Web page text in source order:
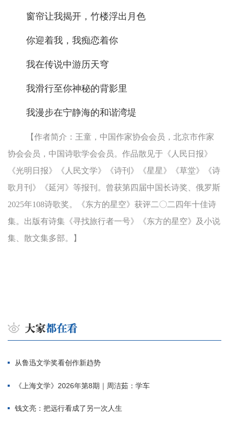
窗帘让我揭开，竹楼浮出月色
你迎着我，我痴恋着你
我在传说中游历天穹
我滑行至你神秘的背影里
我漫步在宁静海的和谐湾堤
【作者简介：王童，中国作家协会会员，北京市作家
协会会员，中国诗歌学会会员。作品散见于《人民日报》
《光明日报》《人民文学》《诗刊》《星星》《草堂》《诗
歌月刊》《延河》等报刊。曾获第四届中国长诗奖、俄罗斯
2025年108诗歌奖。《东方的星空》获评二〇二四年十佳诗
集。出版有诗集《寻找旅行者一号》《东方的星空》及小说
集、散文集多部。】
从鲁迅文学奖看创作新趋势
《上海文学》2026年第8期｜周洁茹：学车
钱文亮：把远行看成了另一次人生